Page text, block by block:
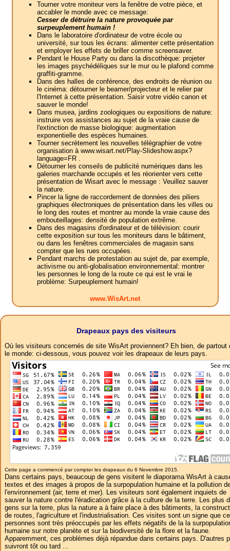
Tourner votre moniteur vers la fenêtre de votre pièce, et
accabler le monde avec ce message:
Cesser de détruire la nature provoquée par
surpeuplement humain !
Dans le laboratoire d'ordinateur de votre école ou
université, sur tous les écrans: alimenter cette présentation
et employer les effets de briller comme screensaver.
Pendant le House Party ou dans la discothèque: projeter
les images psychédéliques sur le mur ou le plafond comme
graffiti-gramme.
Dans des halles de conférence, des endroits de réunion ou
le cinéma: détourner le beamer/projecteur et le relier par
l'Internet à cette présentation. Saisir votre vidéo canon et
sauver le monde!
Dans musea, jardins zoologiques ou expositions de nature:
instruire vos assistances au sujet de la vraie cause de
l'extinction de masse biologique: augmentation
exponentielle des espèces humaines.
Tourner secrètement les nouvelles télégraphier de votre
organisation à www.wisart.net/Play-Slideshow.aspx?
language=FR .
Détourner les conseils de publicité numériques dans les
galeries marchande occupés et les réorienter vers cette
présentation de Wisart avec le message : Veuillez sauver
la nature.
Pincer la ligne de raccordement de données des piliers
graphiques électroniques de présentation dans les villes ou
le long des routes et montrer au monde la vraie cause des
embouteillages: densité de population extrême.
Dans des magasins d'ordinateur et de télévision: courir
cette exposition sur tous les moniteurs dans le bâtiment,
ou dans les fenêtres commerciales de magasin sans
compter que les rues occupées.
Pendant marchs de protestation au sujet de, par exemple,
activisme ou anti-globalisation environnemental: montrer
les personnes le long de la route ce qui est le vrai le
problème: Surpeuplement humain!
www.WisArt.net
Drapeaux pays des visiteurs
Où les visiteurs concernés de site WisArt proviennent? Eh bien, de partout
le monde: ci-dessous, vous pouvez voir les drapeaux de leurs pays.
Cette page a commencé par compter les drapeaux du 6 Novembre 2015.
Dans certains pays, beaucoup de gens visitent le diaporama WisArt à
textes et des images à propos de la surpopulation humaine et la pollution
l'environnement (air, terre et mer). Les visiteurs sont également inquiets de
sauver la nature contre l'éradication grâce à la culture de la terre. Les plus
gens sur la terre, plus la nature a à faire place à des bâtiments, la
de routes, l'agriculture et l'industrialisation. Ces visites sont un signe que
personnes sont très préoccupés par les effets négatifs de la la
humaine sur notre planète et sur la biodiversité de la flore et la faune.
Apparemment, ces problèmes déjà répandue dans certains pays. D'autres
suivront tôt ou tard ...